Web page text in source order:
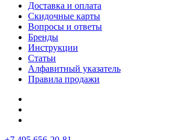
Доставка и оплата
Скидочные карты
Вопросы и ответы
Бренды
Инструкции
Статьи
Алфавитный указатель
Правила продажи